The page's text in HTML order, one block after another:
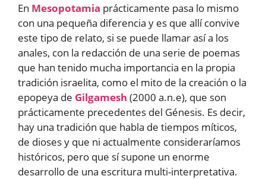
En Mesopotamia prácticamente pasa lo mismo
con una pequeña diferencia y es que allí convive
este tipo de relato, si se puede llamar así a los
anales, con la redacción de una serie de poemas
que han tenido mucha importancia en la propia
tradición israelita, como el mito de la creación o la
epopeya de Gilgamesh (2000 a.n.e), que son
prácticamente precedentes del Génesis. Es decir,
hay una tradición que habla de tiempos míticos,
de dioses y que ni actualmente consideraríamos
históricos, pero que sí supone un enorme
desarrollo de una escritura multi-interpretativa.